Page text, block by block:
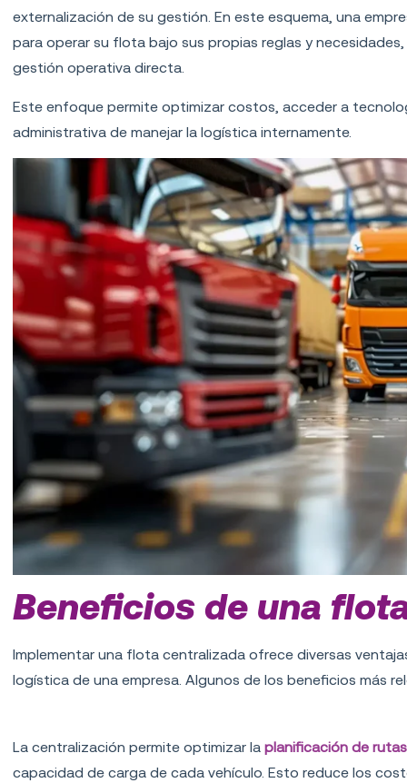
externalización de su gestión. En este esquema, una
para operar su flota bajo sus propias reglas y
gestión operativa directa.
Este enfoque permite optimizar costos, acceder a
administrativa de manejar la logística internamente.
Beneficios de una
Implementar una flota centralizada ofrece diversas
logística de una empresa. Algunos de los beneficios más
La centralización permite optimizar laplanificación de rutas
capacidad de carga de cada vehículo. Esto reduce los